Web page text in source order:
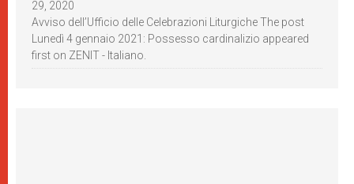
29, 2020
Avviso dell’Ufficio delle Celebrazioni Liturgiche The post
Lunedì 4 gennaio 2021: Possesso cardinalizio appeared
first on ZENIT - Italiano.